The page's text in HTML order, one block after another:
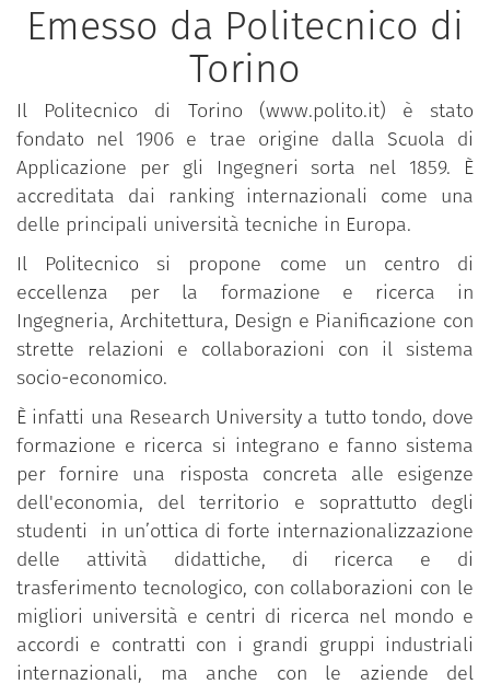
Emesso da Politecnico di
Torino
Il Politecnico di Torino (www.polito.it) è stato
fondato nel 1906 e trae origine dalla Scuola di
Applicazione per gli Ingegneri sorta nel 1859. È
accreditata dai ranking internazionali come una
delle principali università tecniche in Europa.
Il Politecnico si propone come un centro di
eccellenza per la formazione e ricerca in
Ingegneria, Architettura, Design e Pianificazione con
strette relazioni e collaborazioni con il sistema
socio-economico.
È infatti una Research University a tutto tondo, dove
formazione e ricerca si integrano e fanno sistema
per fornire una risposta concreta alle esigenze
dell'economia, del territorio e soprattutto degli
studenti in un’ottica di forte internazionalizzazione
delle attività didattiche, di ricerca e di
trasferimento tecnologico, con collaborazioni con le
migliori università e centri di ricerca nel mondo e
accordi e contratti con i grandi gruppi industriali
internazionali, ma anche con le aziende del